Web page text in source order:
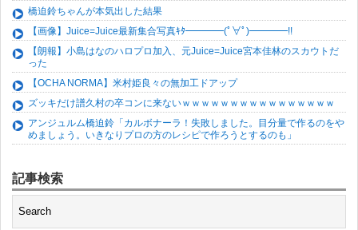
橋迫鈴ちゃんが本気出した結果
【画像】Juice=Juice最新集合写真ｷﾀ━━━━(ﾟ∀ﾟ)━━━━!!
【朗報】小島はなのハロプロ加入、元Juice=Juice宮本佳林のスカウトだ
った
【OCHA NORMA】米村姫良々の無加工ドアップ
ズッキだけ譜久村の卒コンに来ないｗｗｗｗｗｗｗｗｗｗｗｗｗｗｗｗ
アンジュルム橋迫鈴「カルボナーラ！失敗しました。目分量で作るのをや
めましょう。いきなりプロの方のレシピで作ろうとするのも」
記事検索